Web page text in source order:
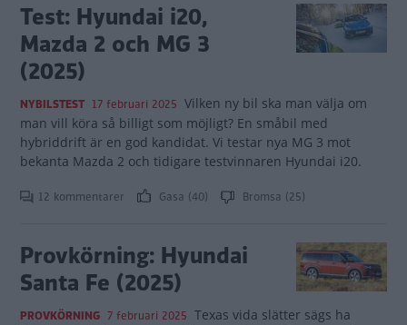
Test: Hyundai i20,
Mazda 2 och MG 3
(2025)
NYBILSTEST 17 februari 2025 Vilken ny bil ska man välja om
man vill köra så billigt som möjligt? En småbil med
hybriddrift är en god kandidat. Vi testar nya MG 3 mot
bekanta Mazda 2 och tidigare testvinnaren Hyundai i20.
12 kommentarer Gasa (40) Bromsa (25)
Provkörning: Hyundai
Santa Fe (2025)
PROVKÖRNING 7 februari 2025 Texas vida slätter sägs ha